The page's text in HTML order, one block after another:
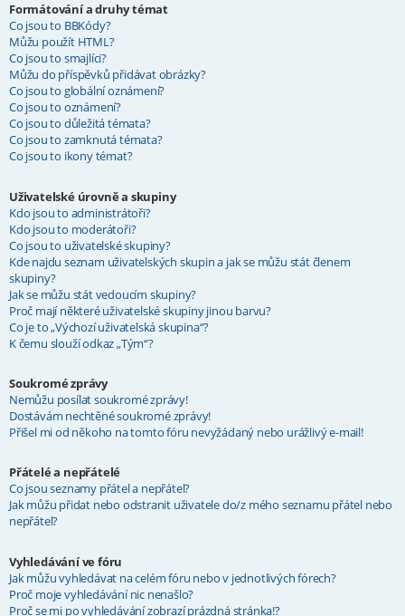
Formátování a druhy témat
Co jsou to BBKódy?
Můžu použít HTML?
Co jsou to smajlíci?
Můžu do příspěvků přidávat obrázky?
Co jsou to globální oznámení?
Co jsou to oznámení?
Co jsou to důležitá témata?
Co jsou to zamknutá témata?
Co jsou to ikony témat?
Uživatelské úrovně a skupiny
Kdo jsou to administrátoři?
Kdo jsou to moderátoři?
Co jsou to uživatelské skupiny?
Kde najdu seznam uživatelských skupin a jak se můžu stát členem
skupiny?
Jak se můžu stát vedoucím skupiny?
Proč mají některé uživatelské skupiny jinou barvu?
Co je to „Výchozí uživatelská skupina“?
K čemu slouží odkaz „Tým“?
Soukromé zprávy
Nemůžu posílat soukromé zprávy!
Dostávám nechtěné soukromé zprávy!
Přišel mi od někoho na tomto fóru nevyžádaný nebo urážlivý e-mail!
Přátelé a nepřátelé
Co jsou seznamy přátel a nepřátel?
Jak můžu přidat nebo odstranit uživatele do/z mého seznamu přátel nebo
nepřátel?
Vyhledávání ve fóru
Jak můžu vyhledávat na celém fóru nebo v jednotlivých fórech?
Proč moje vyhledávání nic nenašlo?
Proč se mi po vyhledávání zobrazí prázdná stránka!?